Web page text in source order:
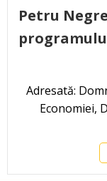
Petru
Adresată:
Economiei,